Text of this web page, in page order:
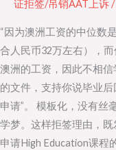
证拒签/吊销AAT上诉/
“因为澳洲工资的中位数
合人民币32万左右），
澳洲的工资，因此不相
的文件，支持你说毕业
申请”。 模板化，没有丝
学梦。这样拒签理由，
申请High Education课程
生
签
证
拒
签
理